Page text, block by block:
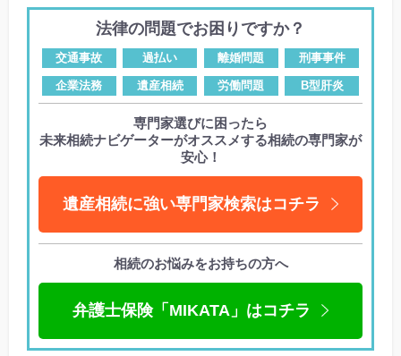
法律の問題でお困りですか？
交通事故 過払い 離婚問題 刑事事件
企業法務 遺産相続 労働問題 B型肝炎
専門家選びに困ったら
未来相続ナビゲーターがオススメする相続の専門家が
安心！
遺産相続に強い専門家検索はコチラ
相続のお悩みをお持ちの方へ
弁護士保険「MIKATA」はコチラ